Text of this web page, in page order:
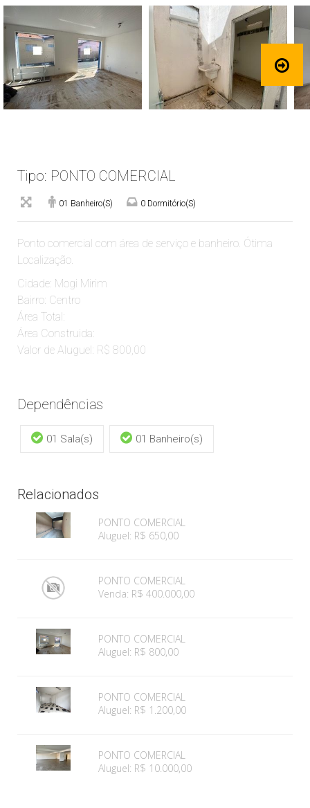
Tipo: PONTO COMERCIAL
01 Banheiro(s) 0 Dormitório(s)
Ponto comercial com área de serviço e banheiro. Ótima
Localização.
Cidade: Mogi Mirim
Bairro: Centro
Área Total:
Área Construida:
Valor de Aluguel: R$ 800,00
Dependências
01 Sala(s) 01 Banheiro(s)
Relacionados
PONTO COMERCIAL
Aluguel: R$ 650,00
PONTO COMERCIAL
Venda: R$ 400.000,00
PONTO COMERCIAL
Aluguel: R$ 800,00
PONTO COMERCIAL
Aluguel: R$ 1.200,00
PONTO COMERCIAL
Aluguel: R$ 10.000,00